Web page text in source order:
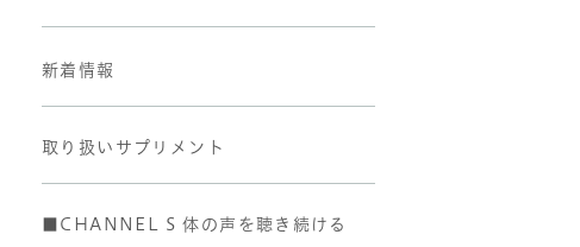
新着情報
取り扱いサプリメント
■CHANNEL S 体の声を聴き続ける